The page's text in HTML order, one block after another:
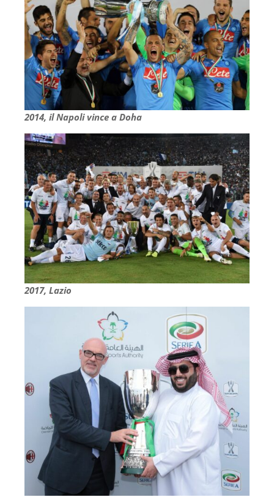
2014, il Napoli vince a Doha
2017, Lazio